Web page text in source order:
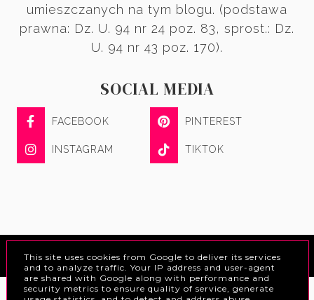
umieszczanych na tym blogu. (podstawa
prawna: Dz. U. 94 nr 24 poz. 83, sprost.: Dz.
U. 94 nr 43 poz. 170).
SOCIAL MEDIA
FACEBOOK PINTEREST
INSTAGRAM TIKTOK
BLOG DESIGN:KAROGRAFIA.PL
This site uses cookies from Google to deliver its services
and to analyze traffic. Your IP address and user-agent
are shared with Google along with performance and
security metrics to ensure quality of service, generate